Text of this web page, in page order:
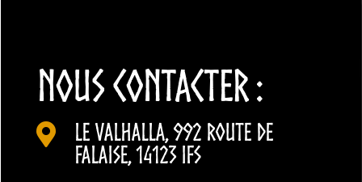
NOUS CONTACTER :

Le Valhalla, 992 Route de
Falaise, 14123 Ifs